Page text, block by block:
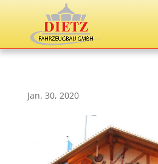
Jan. 30, 2020